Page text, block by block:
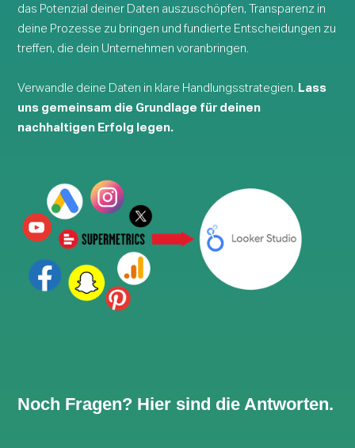
das Potenzial deiner Daten auszuschöpfen, Transparenz in
deine Prozesse zu bringen und fundierte Entscheidungen zu
treffen, die dein Unternehmen voranbringen.
Verwandle deine Daten in klare Handlungsstrategien. Lass
uns gemeinsam die Grundlage für deinen
nachhaltigen Erfolg legen.
Noch Fragen? Hier sind die Antworten.